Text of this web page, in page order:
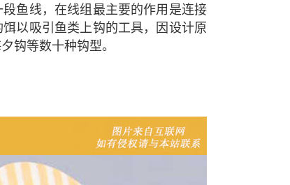
鱼线，在线组最主要的作用是连接
以吸引鱼类上钩的工具，因设计原
钩等数十种钩型。